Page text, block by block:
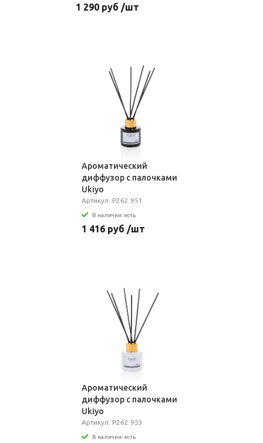
1 290 руб /шт
Ароматический
диффузор с палочками
Ukiyo
Артикул: P262.951
В наличии: есть
1 416 руб /шт
Ароматический
диффузор с палочками
Ukiyo
Артикул: P262.953
В наличии: есть